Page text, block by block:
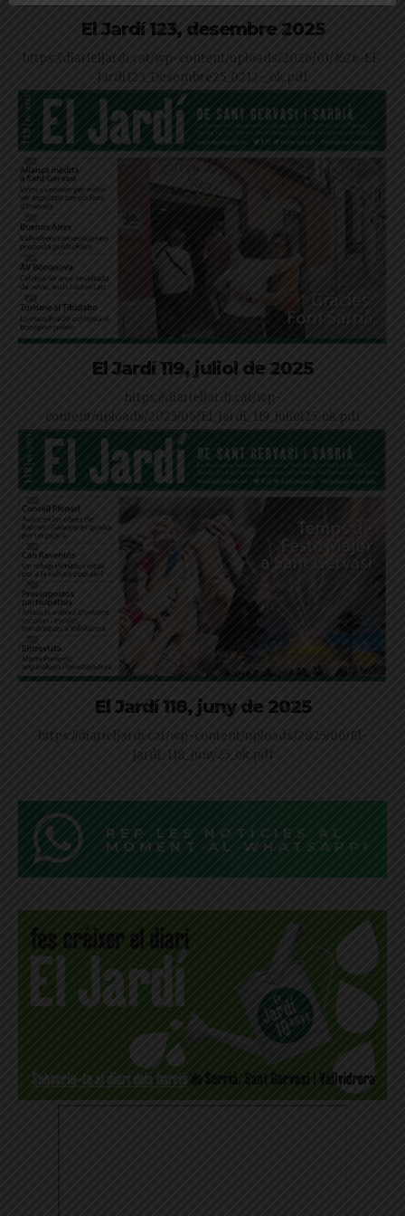
El Jardí 123, desembre 2025
https://diarieljardi.cat/wp-content/uploads/2026/01/1626-El-
Jardi123_Desembre25_0212-_ok.pdf
El Jardí 119, juliol de 2025
https://diarieljardi.cat/wp-
content/uploads/2025/06/El_Jardi_119_Juliol25_ok.pdf
El Jardí 118, juny de 2025
https://diarieljardi.cat/wp-content/uploads/2025/06/El-
Jardi_118_Juny25_ok.pdf
REP LES NOTÍCIES AL
MOMENT AL WHATSAPP!